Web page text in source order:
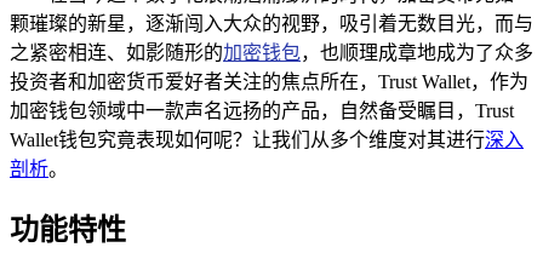
颗璀璨的新星，逐渐闯入大众的视野，吸引着无数目光，而与
之紧密相连、如影随形的加密钱包，也顺理成章地成为了众多
投资者和加密货币爱好者关注的焦点所在，Trust Wallet，作为
加密钱包领域中一款声名远扬的产品，自然备受瞩目，Trust
Wallet钱包究竟表现如何呢？让我们从多个维度对其进行深入
剖析。
功能特性